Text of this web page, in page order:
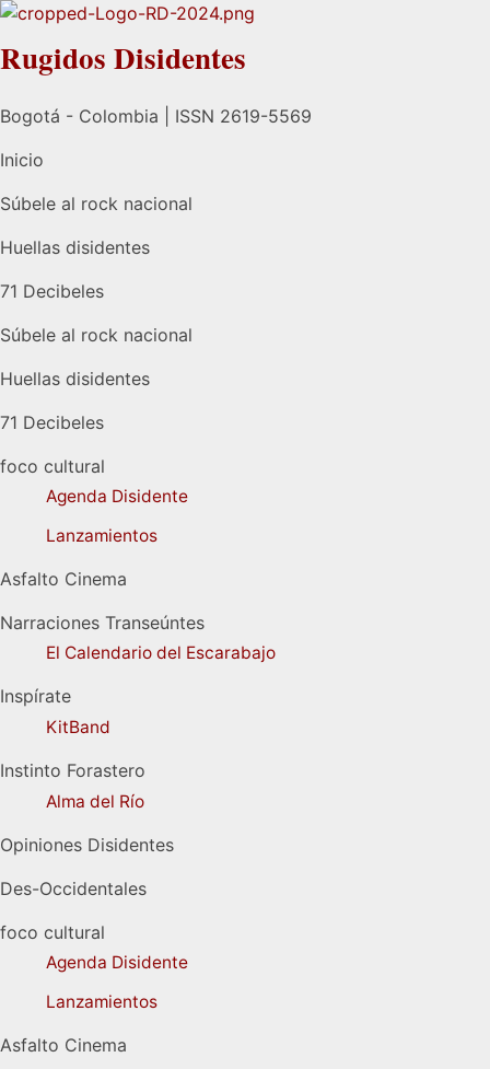
Rugidos Disidentes
Bogotá - Colombia | ISSN 2619-5569
Inicio
Súbele al rock nacional
Huellas disidentes
71 Decibeles
Súbele al rock nacional
Huellas disidentes
71 Decibeles
foco cultural
Agenda Disidente
Lanzamientos
Asfalto Cinema
Narraciones Transeúntes
El Calendario del Escarabajo
Inspírate
KitBand
Instinto Forastero
Alma del Río
Opiniones Disidentes
Des-Occidentales
foco cultural
Agenda Disidente
Lanzamientos
Asfalto Cinema